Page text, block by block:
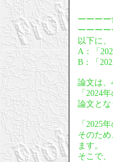
ーーー
ーーー
以下に
A：「
B：「
論文は、
「2024
論文とな
「2025
そのた
ます。
そこで